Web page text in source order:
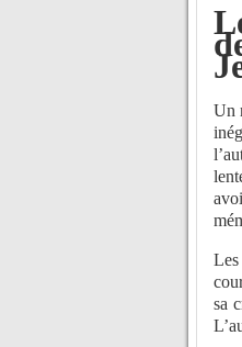
Un
Les
sa